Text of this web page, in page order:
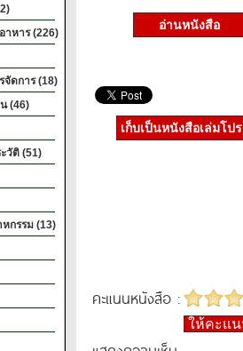
าหาร (226)
จัดการ (18)
(46)
วัติ (51)
กรรม (13)
อ่านหนังสือ
เก็บเป็นหนังสือเล่มโป
คะแนนหนังสือ :
ให้คะแ